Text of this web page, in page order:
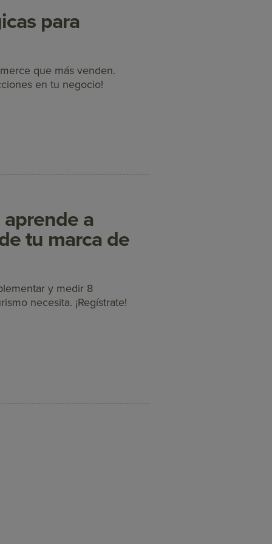
para
que más venden.
en tu negocio!
a
tu marca de
y medir 8
necesita. ¡Regístrate!